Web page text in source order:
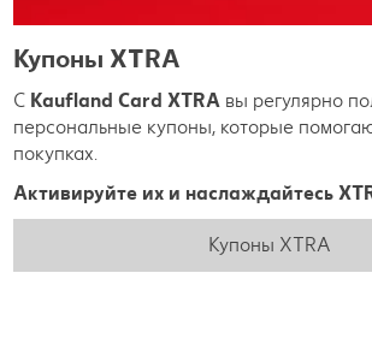
Купоны XTRA
С Kaufland Card XTRA вы регулярно
персональные купоны, которые
покупках.
Активируйте их и наслаждайтесь
Купоны XTRA